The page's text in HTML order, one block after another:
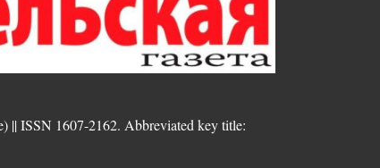
|| ISSN 1607-2162. Abbreviated key title: